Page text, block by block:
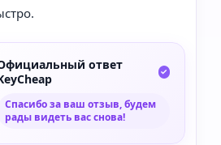
ответ
Спасибо за ваш отзыв, будем
рады видеть вас снова!